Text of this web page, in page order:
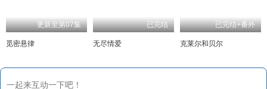
更新至第07集
觅密悬律
已完结
无尽情爱
已完结+番外
克莱尔和贝尔